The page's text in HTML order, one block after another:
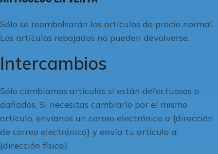
Sólo se reembolsarán los artículos de precio normal.
Los artículos rebajados no pueden devolverse.
Intercambios
Sólo cambiamos artículos si están defectuosos o
dañados. Si necesitas cambiarlo por el mismo
artículo, envíanos un correo electrónico a {dirección
de correo electrónico} y envía tu artículo a:
{dirección física}.